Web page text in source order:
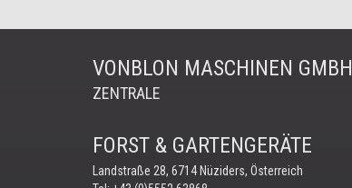
VONBLON MASCHINEN GMBH
ZENTRALE
FORST & GARTENGERÄTE
Landstraße 28, 6714 Nüziders, Österreich